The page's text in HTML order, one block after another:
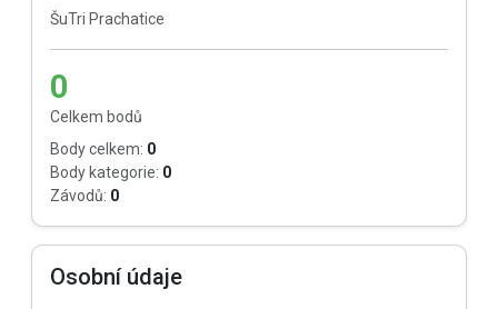
ŠuTri Prachatice
0
Celkem bodů
Body celkem: 0
Body kategorie: 0
Závodů: 0
Osobní údaje